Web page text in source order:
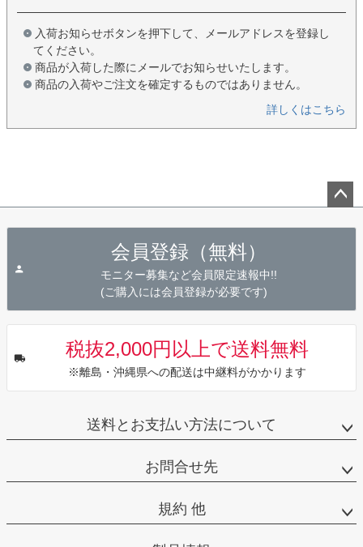
入荷お知らせボタンを押下して、メールアドレスを登録し
てください。
商品が入荷した際にメールでお知らせいたします。
商品の入荷やご注文を確定するものではありません。
詳しくはこちら
会員登録（無料）
モニター募集など会員限定速報中!!
(ご購入には会員登録が必要です)
税抜2,000円以上で送料無料
※離島・沖縄県への配送は中継料がかかります
送料とお支払い方法について
お問合せ先
規約 他